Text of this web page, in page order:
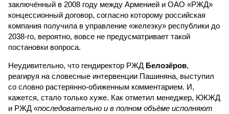
заключённый в 2008 году между Арменией и ОАО «РЖД»
концессионный договор, согласно которому российская
компания получила в управление «железку» республики до
2038-го, вероятно, вовсе не предусматривает такой
постановки вопроса.
Неудивительно, что гендиректор РЖД Белозёров,
реагируя на словесные интервенции Пашиняна, выступил
со словно растерянно-обиженным комментарием. И,
кажется, стало только хуже. Как отметил менеджер, ЮКЖД
и РЖД «последовательно и в полном объёме исполняют